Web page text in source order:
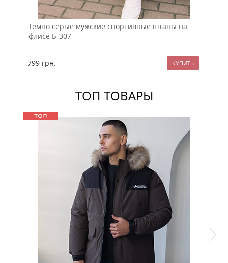
Темно серые мужские спортивные штаны на
флисе Б-307
799 грн.
ТОП ТОВАРЫ